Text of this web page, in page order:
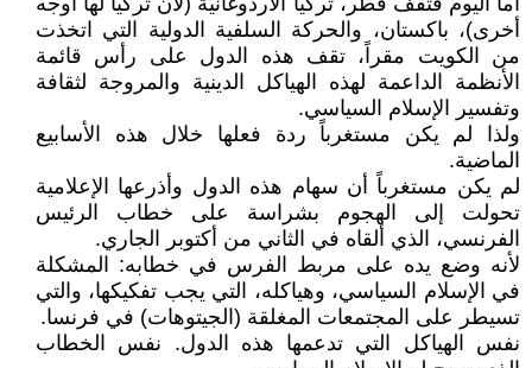
أخرى)، باكستان، والحركة السلفية الدولية التي اتخذت
من الكويت مقراً، تقف هذه الدول على رأس قائمة
الأنظمة الداعمة لهذه الهياكل الدينية والمروجة لثقافة
وتفسير الإسلام السياسي.
ولذا لم يكن مستغرباً ردة فعلها خلال هذه الأسابيع
الماضية.
لم يكن مستغرباً أن سهام هذه الدول وأذرعها الإعلامية
تحولت إلى الهجوم بشراسة على خطاب الرئيس
الفرنسي، الذي ألقاه في الثاني من أكتوبر الجاري.
لأنه وضع يده على مربط الفرس في خطابه: المشكلة
في الإسلام السياسي، وهياكله، التي يجب تفكيكها، والتي
تسيطر على المجتمعات المغلقة (الجيتوهات) في فرنسا.
نفس الهياكل التي تدعمها هذه الدول. نفس الخطاب